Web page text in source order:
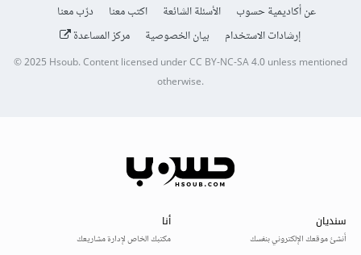
عن أكاديمية حسوب الأسئلة الشائعة اكتب معنا
درّب معنا
إرشادات الاستخدام
بيان الخصوصية مركز المساعدة
© 2025Hsoub.Content licensed underCC BY-NC-SA 4.0unless mentioned
otherwise.